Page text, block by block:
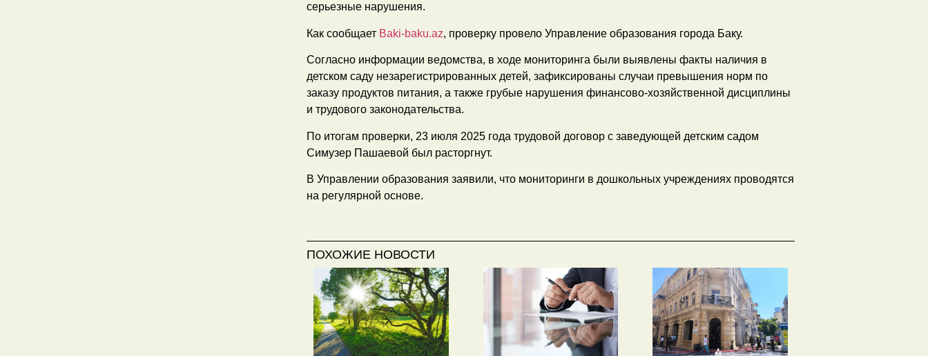
серьезные нарушения.
Как сообщает Baki-baku.az, проверку провело Управление образования города Баку.
Согласно информации ведомства, в ходе мониторинга были выявлены факты наличия в
детском саду незарегистрированных детей, зафиксированы случаи превышения норм по
заказу продуктов питания, а также грубые нарушения финансово-хозяйственной дисциплины
и трудового законодательства.
По итогам проверки, 23 июля 2025 года трудовой договор с заведующей детским садом
Симузер Пашаевой был расторгнут.
В Управлении образования заявили, что мониторинги в дошкольных учреждениях проводятся
на регулярной основе.
ПОХОЖИЕ НОВОСТИ